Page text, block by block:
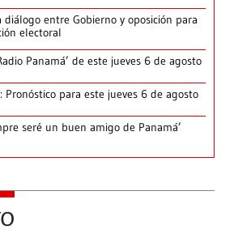
diálogo entre Gobierno y oposición para
electoral
Panamá’ de este jueves 6 de agosto
Pronóstico para este jueves 6 de agosto
seré un buen amigo de Panamá’